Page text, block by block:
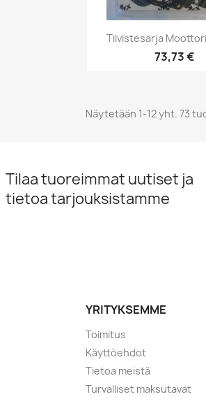

Tiivistesarja
73,73 €
Näytetään 1-12 yht. 73
Tilaa tuoreimmat uutiset ja
tietoa tarjouksistamme
YRITYKSEMME
Toimitus
Käyttöehdot
Tietoa meistä
Turvalliset maksutavat